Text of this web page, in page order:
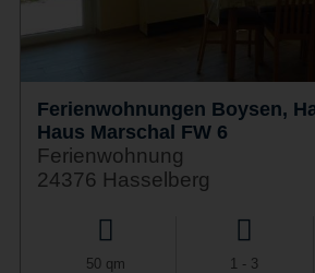
Ferienwohnungen Boysen,
Haus Marschal FW 6
Ferienwohnung
24376 Hasselberg
50 qm 1 - 3